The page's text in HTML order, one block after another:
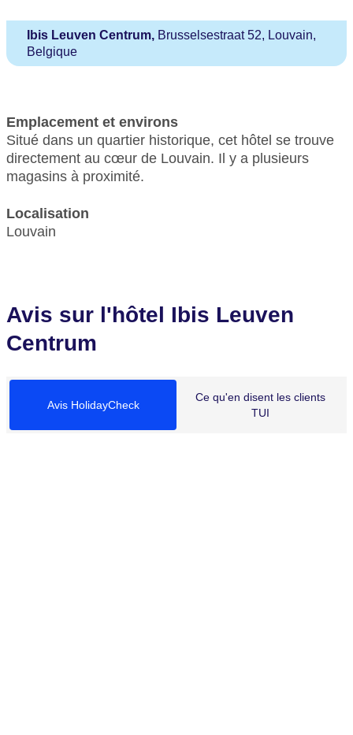
Ibis Leuven Centrum, Brusselsestraat 52, Louvain,
Belgique
Emplacement et environs
Situé dans un quartier historique, cet hôtel se trouve
directement au cœur de Louvain. Il y a plusieurs
magasins à proximité.
Localisation
Louvain
Avis sur l'hôtel Ibis Leuven
Centrum
Avis HolidayCheck
Ce qu'en disent les clients
TUI